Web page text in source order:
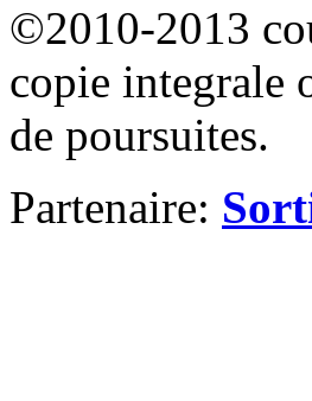
©2010-2013
copie integrale
de poursuites.
Partenaire: